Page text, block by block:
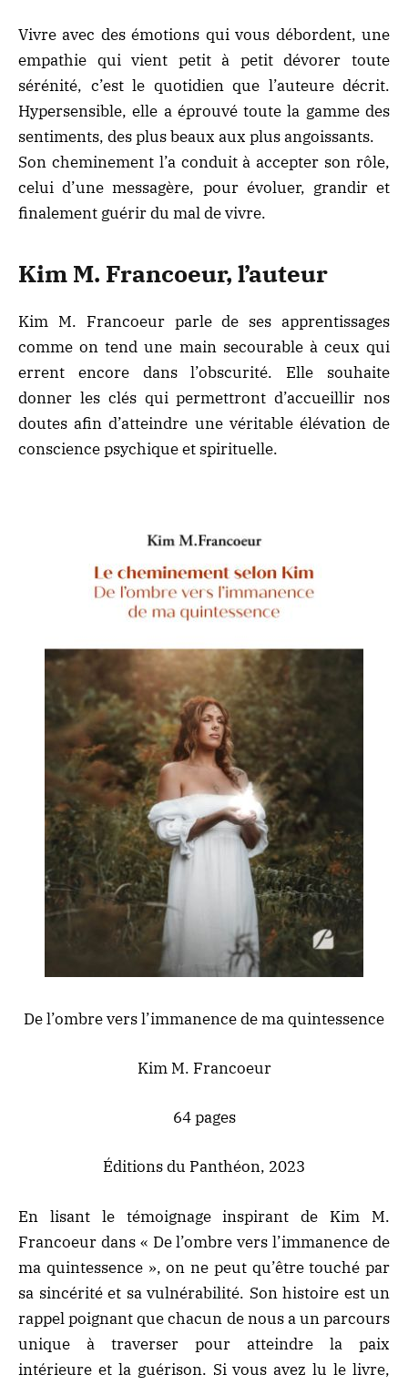
Vivre avec des émotions qui vous débordent, une
empathie qui vient petit à petit dévorer toute
sérénité, c’est le quotidien que l’auteure décrit.
Hypersensible, elle a éprouvé toute la gamme des
sentiments, des plus beaux aux plus angoissants.
Son cheminement l’a conduit à accepter son rôle,
celui d’une messagère, pour évoluer, grandir et
finalement guérir du mal de vivre.
Kim M. Francoeur, l’auteur
Kim M. Francoeur parle de ses apprentissages
comme on tend une main secourable à ceux qui
errent encore dans l’obscurité. Elle souhaite
donner les clés qui permettront d’accueillir nos
doutes afin d’atteindre une véritable élévation de
conscience psychique et spirituelle.
De l’ombre vers l’immanence de ma quintessence
Kim M. Francoeur
64 pages
Éditions du Panthéon, 2023
En lisant le témoignage inspirant de Kim M.
Francoeur dans « De l’ombre vers l’immanence de
ma quintessence », on ne peut qu’être touché par
sa sincérité et sa vulnérabilité. Son histoire est un
rappel poignant que chacun de nous a un parcours
unique à traverser pour atteindre la paix
intérieure et la guérison. Si vous avez lu le livre,